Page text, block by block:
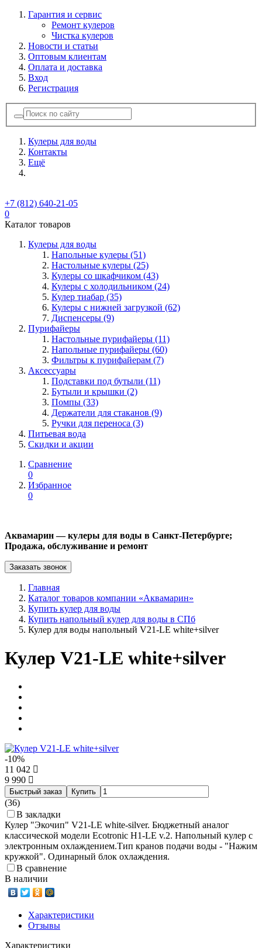
Гарантия и сервис
Ремонт кулеров
Чистка кулеров
Новости и статьи
Оптовым клиентам
Оплата и доставка
Вход
Регистрация
Кулеры для воды
Контакты
Ещё
+7 (812) 640-21-05
0
Каталог товаров
Кулеры для воды
Напольные кулеры (51)
Настольные кулеры (25)
Кулеры со шкафчиком (43)
Кулеры с холодильником (24)
Кулер тиабар (35)
Кулеры с нижней загрузкой (62)
Диспенсеры (9)
Пурифайеры
Настольные пурифайеры (11)
Напольные пурифайеры (60)
Фильтры к пурифайерам (7)
Аксессуары
Подставки под бутыли (11)
Бутыли и крышки (2)
Помпы (33)
Держатели для стаканов (9)
Ручки для переноса (3)
Питьевая вода
Скидки и акции
Сравнение
0
Избранное
0
Аквамарин — кулеры для воды в Санкт-Петербурге;
Продажа, обслуживание и ремонт
Заказать звонок
Главная
Каталог товаров компании «Аквамарин»
Купить кулер для воды
Купить напольный кулер для воды в СПб
Кулер для воды напольный V21-LE white+silver
Кулер V21-LE white+silver
-10%
11 042
9 990
Быстрый заказ Купить
(36)
В закладки
Кулер "Экочип" V21-LE white-silver. Бюджетный аналог
классической модели Ecotronic H1-LE v.2. Напольный кулер с
электронным охлаждением.Тип кранов подачи воды - "Нажим
кружкой". Одинарный блок охлаждения.
В сравнение
В наличии
Характеристики
Отзывы
Характеристики